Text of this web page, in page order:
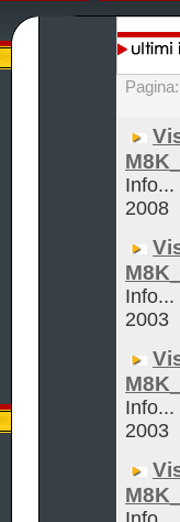
Info...
2008
Info...
2003
Info...
2003